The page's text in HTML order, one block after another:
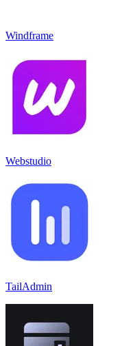
Windframe
Webstudio
TailAdmin